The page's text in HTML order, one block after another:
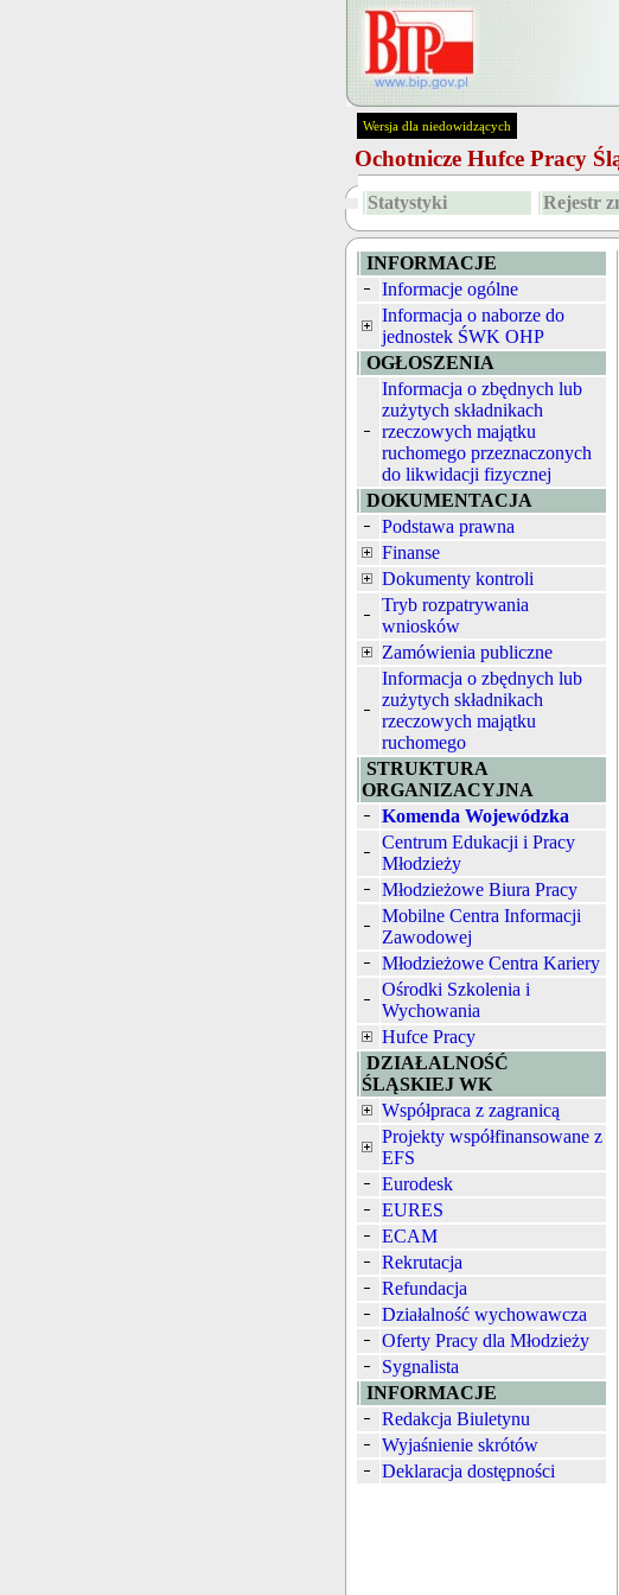
Wersja dla niedowidzących
Ochotnicze Hufce Pracy
Statystyki Rejestr
INFORMACJE
Informacje ogólne
Informacja o naborze do
jednostek ŚWK OHP
OGŁOSZENIA
Informacja o zbędnych lub
zużytych składnikach
rzeczowych majątku
ruchomego przeznaczonych
do likwidacji fizycznej
DOKUMENTACJA
Podstawa prawna
Finanse
Dokumenty kontroli
Tryb rozpatrywania
wniosków
Zamówienia publiczne
Informacja o zbędnych lub
zużytych składnikach
rzeczowych majątku
ruchomego
STRUKTURA
ORGANIZACYJNA
Komenda Wojewódzka
Centrum Edukacji i Pracy
Młodzieży
Młodzieżowe Biura Pracy
Mobilne Centra Informacji
Zawodowej
Młodzieżowe Centra Kariery
Ośrodki Szkolenia i
Wychowania
Hufce Pracy
DZIAŁALNOŚĆ
ŚLĄSKIEJ WK
Współpraca z zagranicą
Projekty współfinansowane z
EFS
Eurodesk
EURES
ECAM
Rekrutacja
Refundacja
Działalność wychowawcza
Oferty Pracy dla Młodzieży
Sygnalista
INFORMACJE
Redakcja Biuletynu
Wyjaśnienie skrótów
Deklaracja dostępności